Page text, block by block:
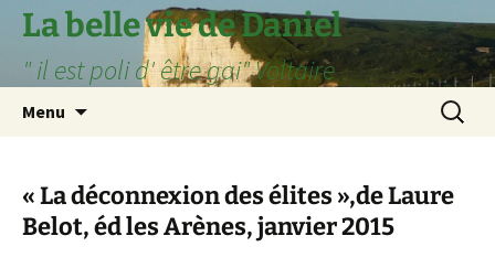
Aller
contenu
La belle vie de Daniel
" il est poli d' être gai" Voltaire
Menu
« La déconnexion des élites »,de Laure
Belot, éd les Arènes, janvier 2015